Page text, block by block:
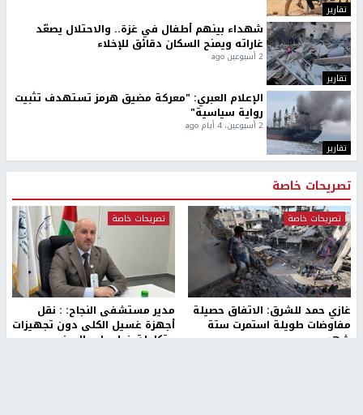
تقارير
تقارير
شهداء بينهم أطفال في غزة.. والاحتلال يصعّد
غاراته ويمنح السكان دقائق للإخلاء
2 أسبوعين ago
تقارير
الإعلام العبري: "معركة مضيق هرمز تستهدف تثبيت
رواية سياسية"
2 أسبوعين، 4 أيام ago
تصريحات خاصة
تصريحات خاصة
غازي حمد للشرق: الاتفاق حصيلة
مفاوضات طويلة استمرت ستة
شهور
تصريحات خاصة
مدير مستشفى النجاح: : نقل
أجهزة غسيل الكلى دون تجهيزات
متكاملة خطر على المرضى